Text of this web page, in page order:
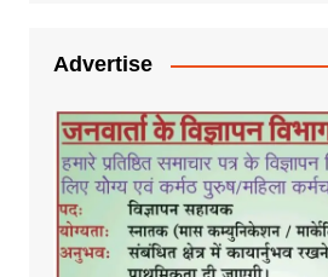
Advertise